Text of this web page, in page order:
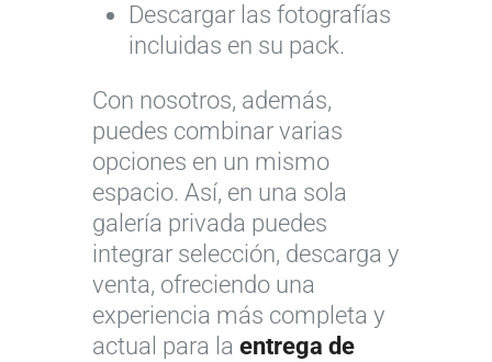
Descargar las fotografías
incluidas en su pack.
Con nosotros, además,
puedes combinar varias
opciones en un mismo
espacio. Así, en una sola
galería privada puedes
integrar selección, descarga y
venta, ofreciendo una
experiencia más completa y
actual para la entrega de